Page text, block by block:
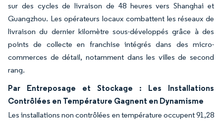
sur des cycles de livraison de 48 heures vers Shanghai et
Guangzhou. Les opérateurs locaux combattent les réseaux de
livraison du dernier kilomètre sous-développés grâce à des
points de collecte en franchise intégrés dans des micro-
commerces de détail, notamment dans les villes de second
rang.
Par Entreposage et Stockage : Les Installations
Contrôlées en Température Gagnent en Dynamisme
Les installations non contrôlées en température occupent 91,28